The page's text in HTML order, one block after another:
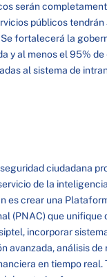
serán
públicos tendrán
fortalecerá la
y al menos el 95%
al sistema de
ciudadana
de la
es crear una
(PNAC) que unifique
incorporar
avanzada, análisis de
en tiempo real.